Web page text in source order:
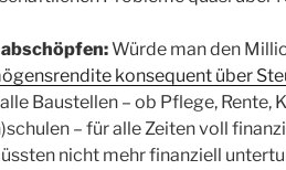
Würde man den
konsequent über
Baustellen – ob Pflege, Rente,
– für alle Zeiten voll
nicht mehr finanziell